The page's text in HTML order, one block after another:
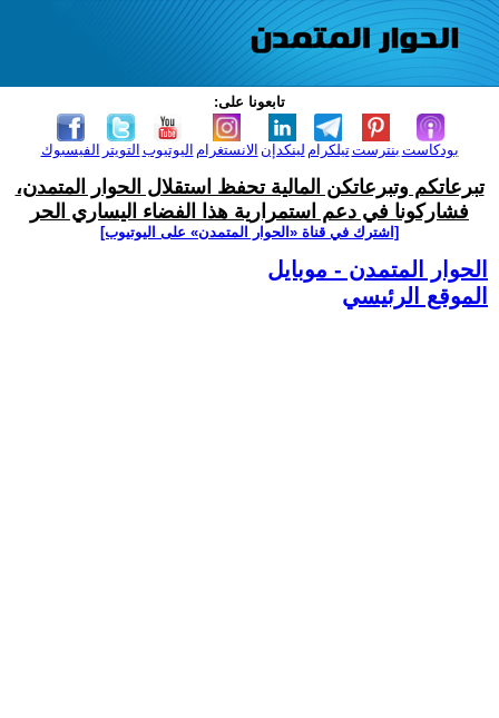
تابعونا على:
الفيسبوك التويتر اليوتيوب الانستغرام لينكدإن تيلكرامبنترست بودكاست
تبرعاتكم وتبرعاتكن المالية تحفظ استقلال الحوار المتمدن،
فشاركونا في دعم استمرارية هذا الفضاء اليساري الحر
[اشترك في قناة ‫«الحوار المتمدن» على اليوتيوب]
الحوار المتمدن - موبايل
الموقع الرئيسي